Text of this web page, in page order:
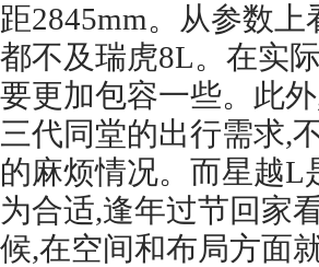
距2845mm。从参数
都不及瑞虎8L。在实
要更加包容一些。此
三代同堂的出行需求,
的麻烦情况。而星越L
为合适,逢年过节回家
候,在空间和布局方面